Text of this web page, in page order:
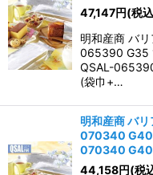
47,147円(税
明和産商 バ
065390 G35
QSAL-
(袋巾+…
明和産商 バ
070340 G40
070340 G40
44,158円(税